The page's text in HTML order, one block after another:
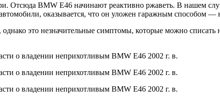
BMW E46 начинают реактивно ржаветь. В нашем
оказывается, что он уложен гаражным способом —
это незначительные симптомы, которые можно